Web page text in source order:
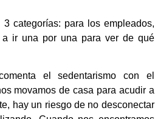
categorías: para los empleados,
a ir una por una para ver de qué
el sedentarismo con el
movamos de casa para acudir a
hay un riesgo de no desconectar